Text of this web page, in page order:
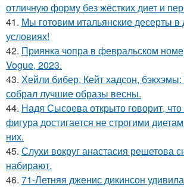
отличную форму без жёстких диет и
41. Мы готовим итальянские десерты
условиях!
42. Приянка чопра в февральском
Vogue, 2023.
43. Хейли бибер, Кейт хадсон,
собрал лучшие образы весны.
44. Надя Сысоева открыто говорит,
фигура достигается не строгими
них.
45. Слухи вокруг анастасия решетова
набирают.
46. 71-Летняя дженис дикинсон